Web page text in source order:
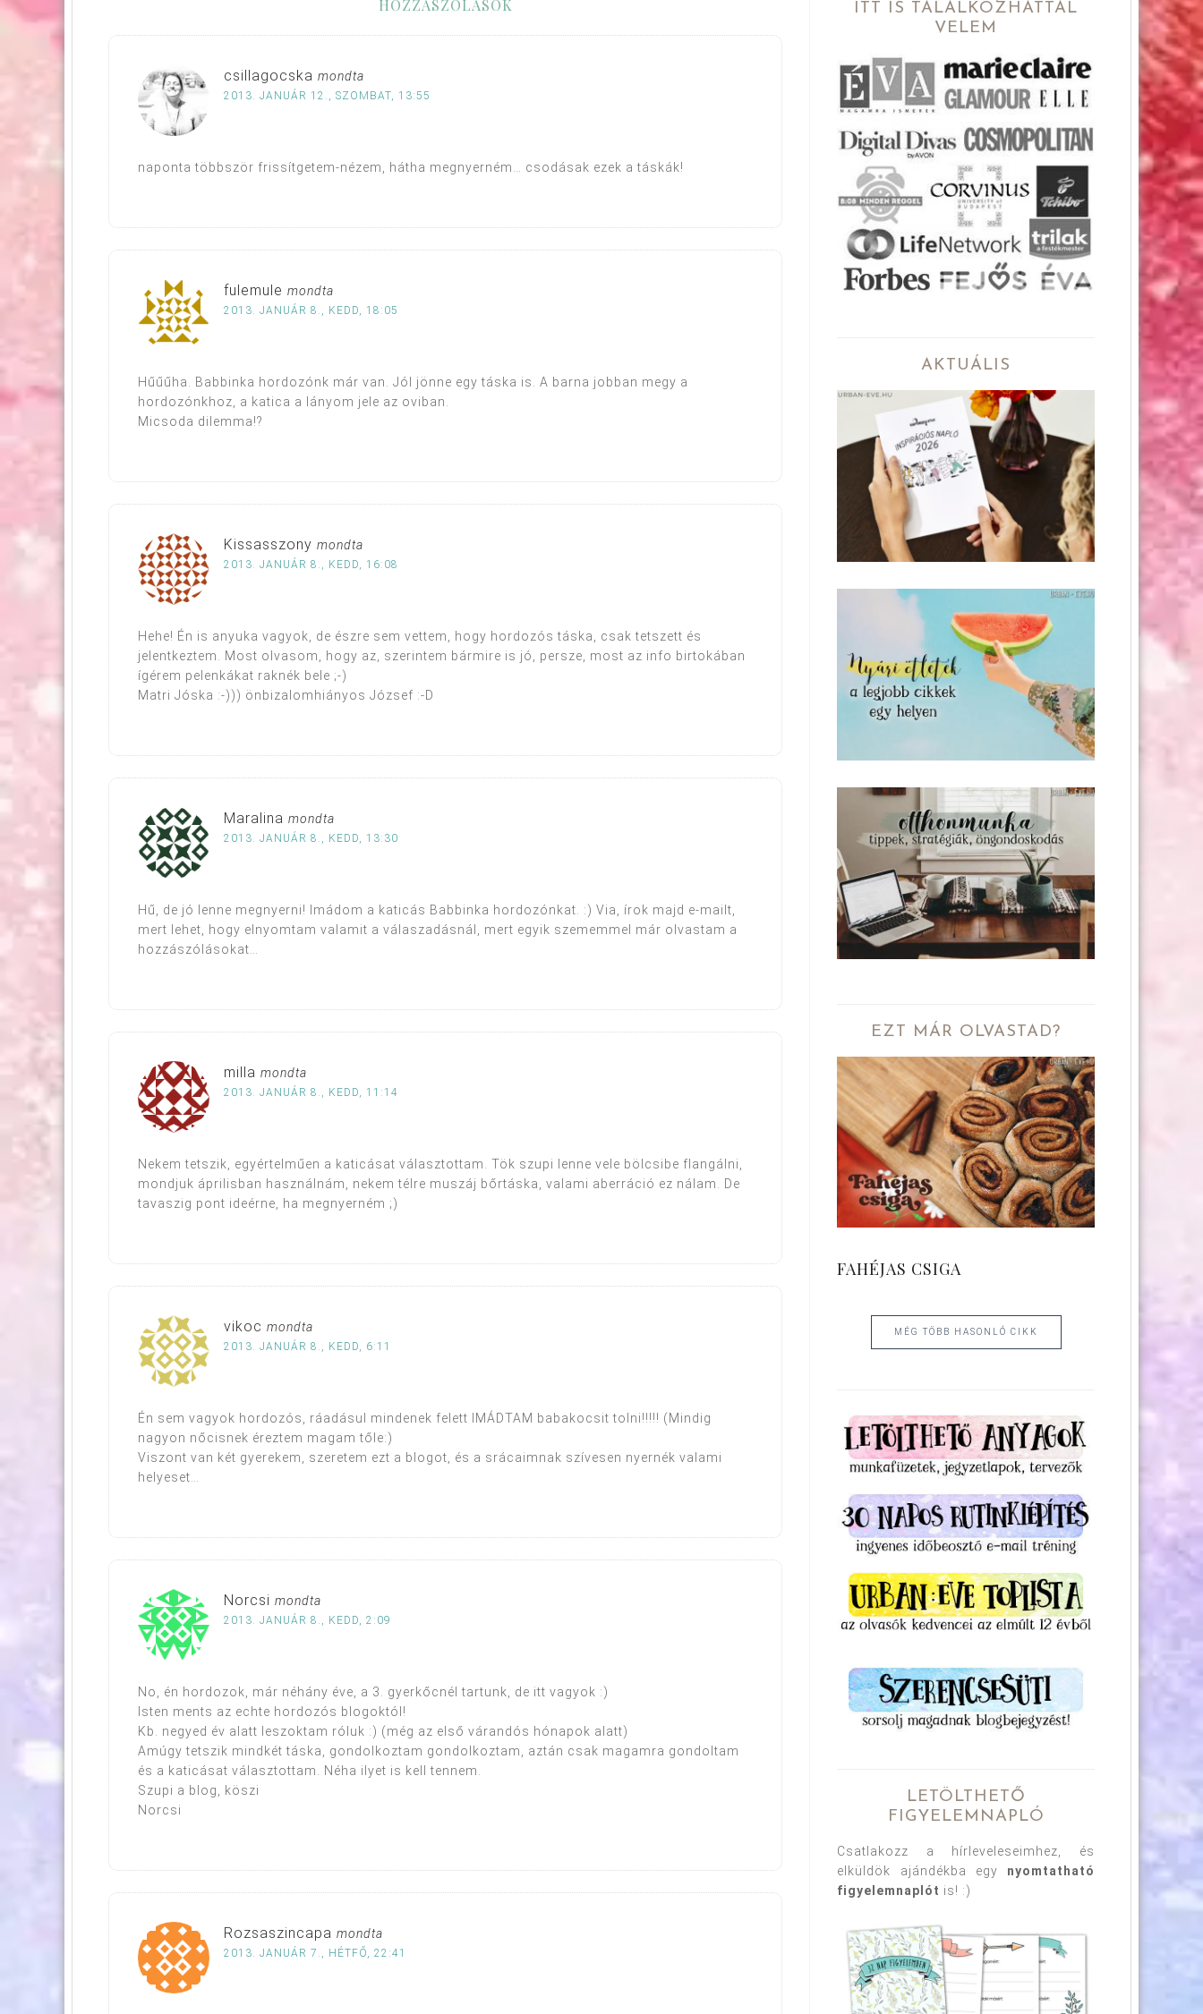
HOZZÁSZÓLÁSOK
csillagocska mondta
2013. JANUÁR 12., SZOMBAT, 13:55
naponta többször frissítgetem-nézem, hátha megnyerném… csodásak ezek a táskák!
fulemule mondta
2013. JANUÁR 8., KEDD, 18:05
Hűűűha. Babbinka hordozónk már van. Jól jönne egy táska is. A barna jobban megy a
hordozónkhoz, a katica a lányom jele az oviban.
Micsoda dilemma!?
Kissasszony mondta
2013. JANUÁR 8., KEDD, 16:08
Hehe! Én is anyuka vagyok, de észre sem vettem, hogy hordozós táska, csak tetszett és
jelentkeztem. Most olvasom, hogy az, szerintem bármire is jó, persze, most az info birtokában
ígérem pelenkákat raknék bele ;-)
Matri Jóska :-))) önbizalomhiányos József :-D
Maralina mondta
2013. JANUÁR 8., KEDD, 13:30
Hű, de jó lenne megnyerni! Imádom a katicás Babbinka hordozónkat. :) Via, írok majd e-mailt,
mert lehet, hogy elnyomtam valamit a válaszadásnál, mert egyik szememmel már olvastam a
hozzászólásokat…
milla mondta
2013. JANUÁR 8., KEDD, 11:14
Nekem tetszik, egyértelműen a katicásat választottam. Tök szupi lenne vele bölcsibe flangálni,
mondjuk áprilisban használnám, nekem télre muszáj bőrtáska, valami aberráció ez nálam. De
tavaszig pont ideérne, ha megnyerném ;)
vikoc mondta
2013. JANUÁR 8., KEDD, 6:11
Én sem vagyok hordozós, ráadásul mindenek felett IMÁDTAM babakocsit tolni!!!!! (Mindig
nagyon nőcisnek éreztem magam tőle:)
Viszont van két gyerekem, szeretem ezt a blogot, és a srácaimnak szívesen nyernék valami
helyeset…
Norcsi mondta
2013. JANUÁR 8., KEDD, 2:09
No, én hordozok, már néhány éve, a 3. gyerkőcnél tartunk, de itt vagyok :)
Isten ments az echte hordozós blogoktól!
Kb. negyed év alatt leszoktam róluk :) (még az első várandós hónapok alatt)
Amúgy tetszik mindkét táska, gondolkoztam gondolkoztam, aztán csak magamra gondoltam
és a katicásat választottam. Néha ilyet is kell tennem.
Szupi a blog, köszi
Norcsi
Rozsaszincapa mondta
2013. JANUÁR 7., HÉTFŐ, 22:41
ITT IS TALÁLKOZHATTÁL
VELEM
AKTUÁLIS
EZT MÁR OLVASTAD?
FAHÉJAS CSIGA
MÉG TÖBB HASONLÓ CIKK
LETÖLTHETŐ
FIGYELEMNAPLÓ
Csatlakozz a hírleveleseimhez, és
elküldök ajándékba egy nyomtatható
figyelemnaplót is! :)